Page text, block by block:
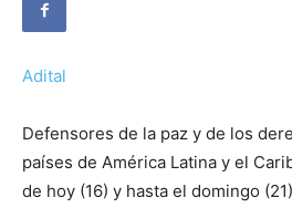
Adital
Defensores de la paz y de los
países de América Latina y el
de hoy (16) y hasta el domingo